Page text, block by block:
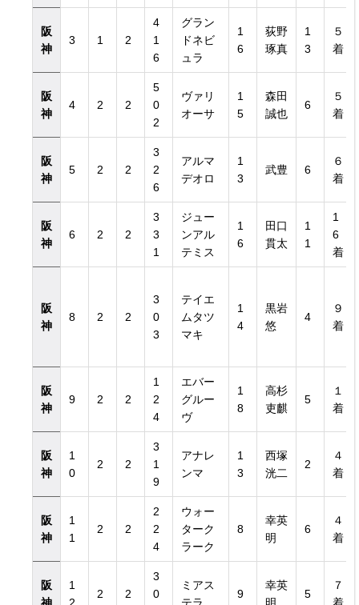
阪
神
3 1 2
4
1
6
グラン
ドネビ
ュラ
1
6
荻野
琢真
1
3
５
着
阪
神
4 2 2
5
0
2
ヴァリ
オーサ
1
5
森田
誠也
6
５
着
阪
神
5 2 2
3
2
6
アルマ
デオロ
1
3
武豊 6
６
着
阪
神
6 2 2
3
3
1
ジュー
ンアル
テミス
1
6
田口
貫太
1
1
1
6
着
阪
神
8 2 2
3
0
3
テイエ
ムタツ
マキ
1
4
黒岩
悠
4
９
着
阪
神
9 2 2
1
2
4
エバー
グルー
ヴ
1
8
高杉
吏麒
5
１
着
阪
神
1
0
2 2
3
1
9
アナレ
ンマ
1
3
西塚
洸二
2
４
着
阪
神
1
1
2 2
2
2
4
ウォー
ターク
ラーク
8
幸英
明
6
４
着
阪
1
2 2
3
0
ミアス
9
幸英
5
７